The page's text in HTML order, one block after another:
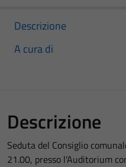
Descrizione
A cura di
Descrizione
Seduta del Consiglio
21.00, presso l'Auditorium